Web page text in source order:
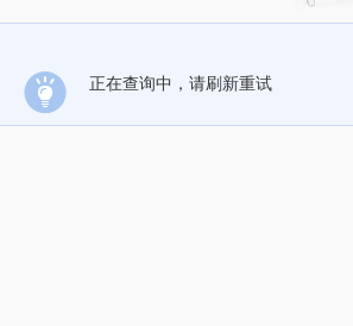
正在查询中，请刷新重试